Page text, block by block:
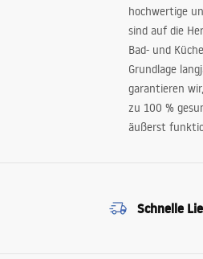
hochwertige
sind auf die
Bad- und
Grundlage
garantieren
zu 100 %
äußerst
Schnelle